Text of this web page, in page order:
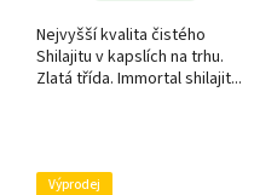
Nejvyšší kvalita čistého
Shilajitu v kapslích na trhu.
Zlatá třída. Immortal shilajit...
Výprodej